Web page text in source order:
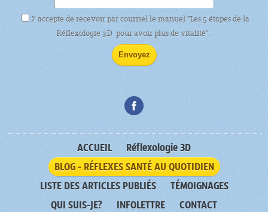
J’ accepte de recevoir par courriel le manuel "Les 5 étapes de la
Réflexologie 3D pour avoir plus de vitalité".
ACCUEIL
Réflexologie 3D
BLOG - RÉFLEXES SANTÉ AU QUOTIDIEN
LISTE DES ARTICLES PUBLIÉS
TÉMOIGNAGES
QUI SUIS-JE?
INFOLETTRE CONTACT